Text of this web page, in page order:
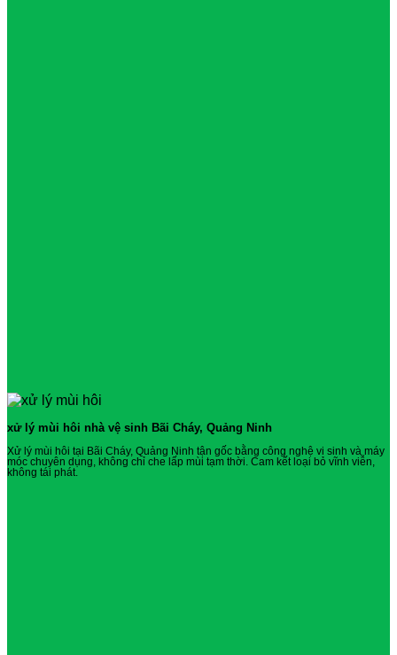
xử lý mùi hôi nhà vệ sinh Bãi Cháy, Quảng Ninh
Xử lý mùi hôi tại Bãi Cháy, Quảng Ninh tận gốc bằng công nghệ vi sinh và máy
móc chuyên dụng, không chỉ che lấp mùi tạm thời. Cam kết loại bỏ vĩnh viễn,
không tái phát.